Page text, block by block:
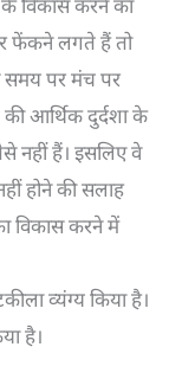
फेंकने लगते हैं तो
समय पर मंच पर
आर्थिक दुर्दशा के
नहीं हैं। इसलिए वे
होने की सलाह
विकास करने में
व्यंग्य किया है।
है।